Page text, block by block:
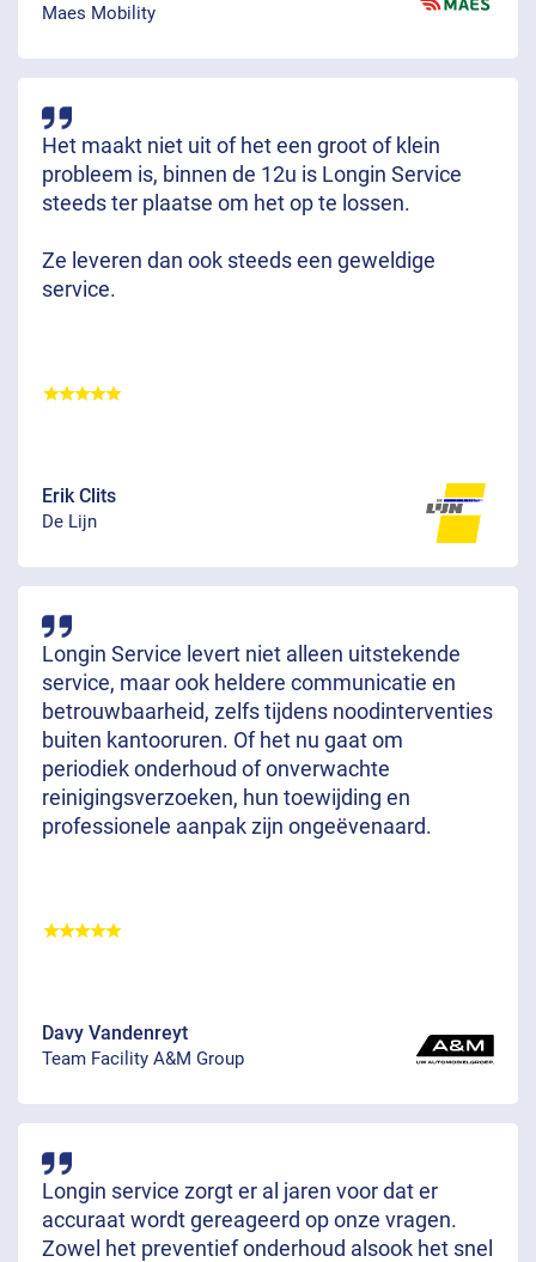
Maes Mobility
Het maakt niet uit of het een groot of klein
probleem is, binnen de 12u is Longin Service
steeds ter plaatse om het op te lossen.
Ze leveren dan ook steeds een geweldige
service.
Erik Clits
De Lijn
Longin Service levert niet alleen uitstekende
service, maar ook heldere communicatie en
betrouwbaarheid, zelfs tijdens noodinterventies
buiten kantooruren. Of het nu gaat om
periodiek onderhoud of onverwachte
reinigingsverzoeken, hun toewijding en
professionele aanpak zijn ongeëvenaard.
Davy Vandenreyt
Team Facility A&M Group
Longin service zorgt er al jaren voor dat er
accuraat wordt gereageerd op onze vragen.
Zowel het preventief onderhoud alsook het snel